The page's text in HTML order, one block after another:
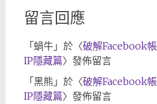
留言回應
「 蝸牛」於〈破解Facebook
IP隱藏篇〉發佈留言
「 黑熊 」於〈破解Facebook
IP隱藏篇〉發佈留言